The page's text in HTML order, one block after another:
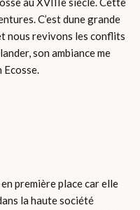
C’est dune grande
nous revivons les conflits
son ambiance me
Ecosse.
première place car elle
la haute société